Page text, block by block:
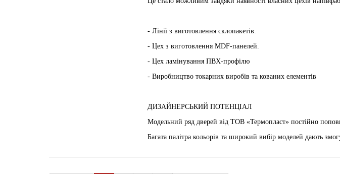
- Лінії з виготовлення склопакетів.
- Цех з виготовлення MDF-панелей.
- Цех ламінування ПВХ-профілю
- Виробництво токарних виробів та кованих елементів
ДИЗАЙНЕРСЬКИЙ ПОТЕНЦІАЛ
Модельний ряд дверей від ТОВ «Термопласт» постійно
Багата палітра кольорів та широкий вибір моделей дають